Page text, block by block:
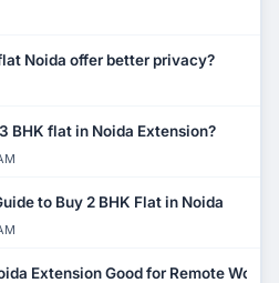
Noida offer better privacy?
BHK flat in Noida Extension?
to Buy 2 BHK Flat in Noida
Extension Good for Remote Work?